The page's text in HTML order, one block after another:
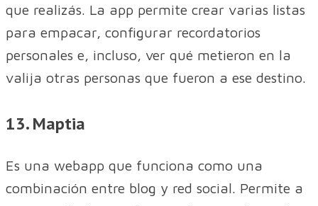
que realizás. La app permite crear varias listas
para empacar, configurar recordatorios
personales e, incluso, ver qué metieron en la
valija otras personas que fueron a ese destino.
13. Maptia
Es una webapp que funciona como una
combinación entre blog y red social. Permite a